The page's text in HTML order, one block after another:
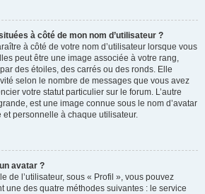
à côté de mon nom d’utilisateur ?
à côté de votre nom d’utilisateur lorsque vous
peut être une image associée à votre rang,
des étoiles, des carrés ou des ronds. Elle
selon le nombre de messages que vous avez
votre statut particulier sur le forum. L’autre
est une image connue sous le nom d’avatar
personnelle à chaque utilisateur.
avatar ?
de l’utilisateur, sous « Profil », vous pouvez
une des quatre méthodes suivantes : le service